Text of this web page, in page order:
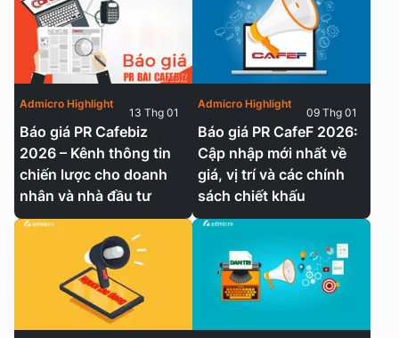
Báo giá PR Cafebiz
2026 – Kênh thông tin
chiến lược cho doanh
nhân và nhà đầu tư
Admicro Highlight
13 Thg 01
Báo giá PR CafeF 2026:
Cập nhập mới nhất về
giá, vị trí và các chính
sách chiết khấu
Admicro Highlight
09 Thg 01